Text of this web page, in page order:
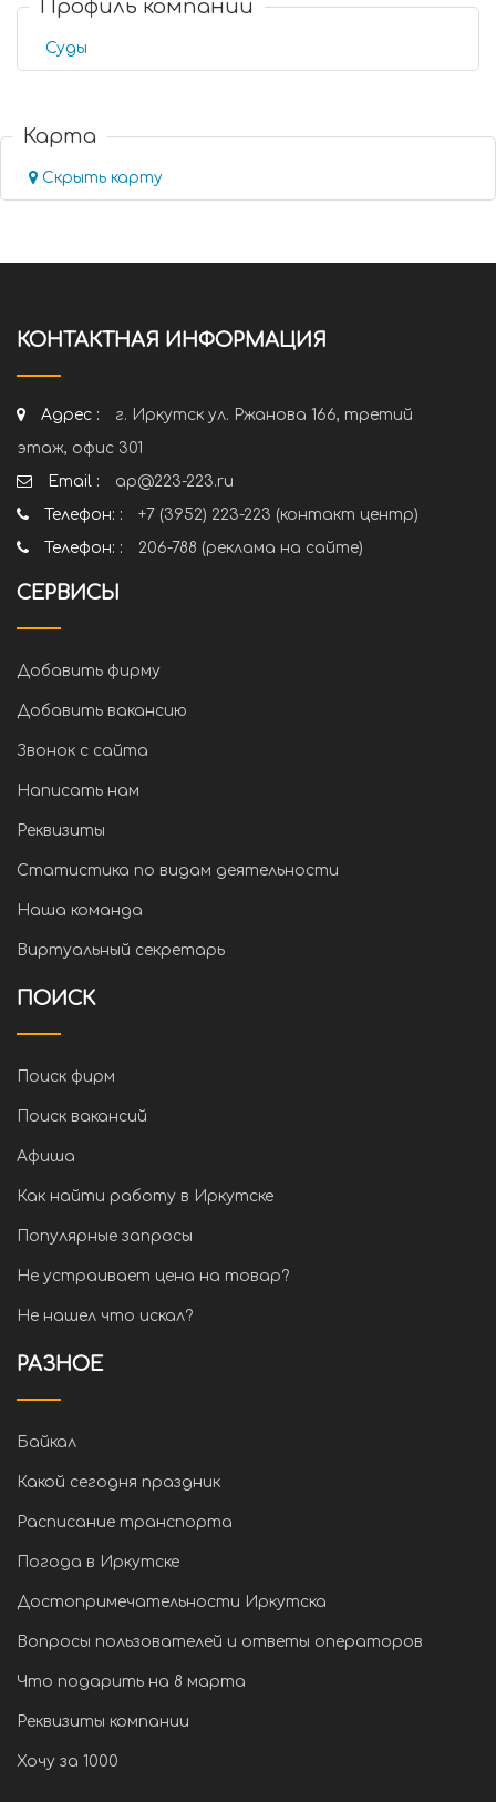
Профиль компании
Суды
Карта
Скрыть карту
КОНТАКТНАЯ ИНФОРМАЦИЯ
Адрес :
г. Иркутск ул. Ржанова 166, третий
этаж, офис 301
Email :
ap@223-223.ru
Телефон: :
+7 (3952) 223-223 (контакт центр)
Телефон: :
206-788 (реклама на сайте)
СЕРВИСЫ
Добавить фирму
Добавить вакансию
Звонок с сайта
Написать нам
Реквизиты
Статистика по видам деятельности
Наша команда
Виртуальный секретарь
ПОИСК
Поиск фирм
Поиск вакансий
Афиша
Как найти работу в Иркутске
Популярные запросы
Не устраивает цена на товар?
Не нашел что искал?
РАЗНОЕ
Байкал
Какой сегодня праздник
Расписание транспорта
Погода в Иркутске
Достопримечательности Иркутска
Вопросы пользователей и ответы операторов
Что подарить на 8 марта
Реквизиты компании
Хочу за 1000